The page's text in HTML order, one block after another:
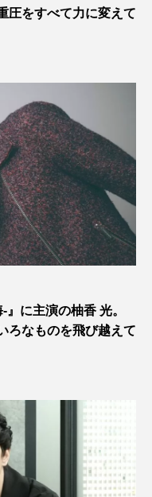
圧をすべて力に変えて
に主演の柚香 光。
ろなものを飛び越えて